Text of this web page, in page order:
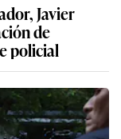
Javier
de
policial